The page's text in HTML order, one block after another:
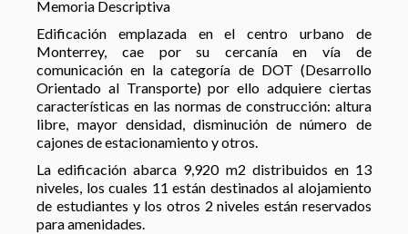
Memoria Descriptiva
Edificación emplazada en el centro urbano de
Monterrey, cae por su cercanía en vía de
comunicación en la categoría de DOT (Desarrollo
Orientado al Transporte) por ello adquiere ciertas
características en las normas de construcción: altura
libre, mayor densidad, disminución de número de
cajones de estacionamiento y otros.
La edificación abarca 9,920 m2 distribuidos en 13
niveles, los cuales 11 están destinados al alojamiento
de estudiantes y los otros 2 niveles están reservados
para amenidades.